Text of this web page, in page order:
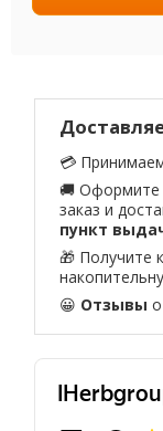
💳
🚚 Оформите
заказ и
пункт
🎁 Получите
😀 Отзывы